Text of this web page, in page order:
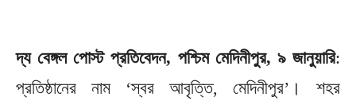
দ্য বেঙ্গল পোস্ট প্রতিবেদন, পশ্চিম মেদিনীপুর, ৯ জানুয়ারি:
প্রতিষ্ঠানের নাম ‘স্বর আবৃত্তি, মেদিনীপুর’। শহর